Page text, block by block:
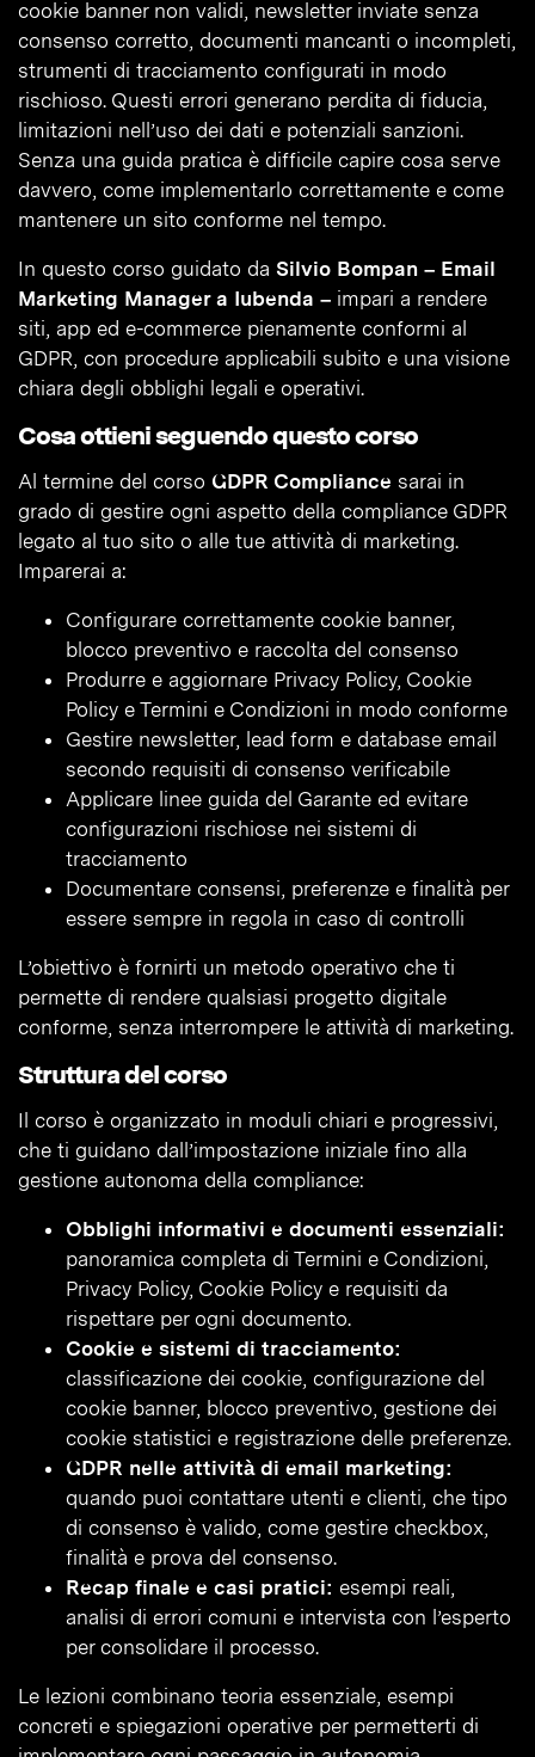
cookie banner non validi, newsletter inviate senza
consenso corretto, documenti mancanti o incompleti,
strumenti di tracciamento configurati in modo
rischioso. Questi errori generano perdita di fiducia,
limitazioni nell’uso dei dati e potenziali sanzioni.
Senza una guida pratica è difficile capire cosa serve
davvero, come implementarlo correttamente e come
mantenere un sito conforme nel tempo.
In questo corso guidato da Silvio Bompan – Email
Marketing Manager a Iubenda – impari a rendere
siti, app ed e-commerce pienamente conformi al
GDPR, con procedure applicabili subito e una visione
chiara degli obblighi legali e operativi.
Cosa ottieni seguendo questo corso
Al termine del corso GDPR Compliance sarai in
grado di gestire ogni aspetto della compliance GDPR
legato al tuo sito o alle tue attività di marketing.
Imparerai a:
Configurare correttamente cookie banner,
blocco preventivo e raccolta del consenso
Produrre e aggiornare Privacy Policy, Cookie
Policy e Termini e Condizioni in modo conforme
Gestire newsletter, lead form e database email
secondo requisiti di consenso verificabile
Applicare linee guida del Garante ed evitare
configurazioni rischiose nei sistemi di
tracciamento
Documentare consensi, preferenze e finalità per
essere sempre in regola in caso di controlli
L’obiettivo è fornirti un metodo operativo che ti
permette di rendere qualsiasi progetto digitale
conforme, senza interrompere le attività di marketing.
Struttura del corso
Il corso è organizzato in moduli chiari e progressivi,
che ti guidano dall’impostazione iniziale fino alla
gestione autonoma della compliance:
Obblighi informativi e documenti essenziali:
panoramica completa di Termini e Condizioni,
Privacy Policy, Cookie Policy e requisiti da
rispettare per ogni documento.
Cookie e sistemi di tracciamento:
classificazione dei cookie, configurazione del
cookie banner, blocco preventivo, gestione dei
cookie statistici e registrazione delle preferenze.
GDPR nelle attività di email marketing:
quando puoi contattare utenti e clienti, che tipo
di consenso è valido, come gestire checkbox,
finalità e prova del consenso.
Recap finale e casi pratici: esempi reali,
analisi di errori comuni e intervista con l’esperto
per consolidare il processo.
Le lezioni combinano teoria essenziale, esempi
concreti e spiegazioni operative per permetterti di